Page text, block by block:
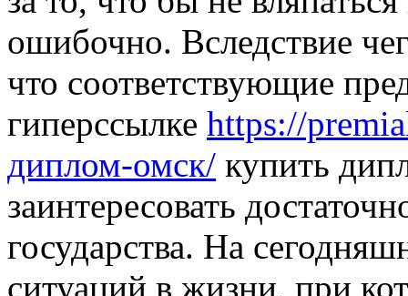
ошибочно. Вследствие
что соответствующие
гиперссылке https://
диплом-омск/ купить
заинтересовать
государства. На
ситуаций в жизни, при